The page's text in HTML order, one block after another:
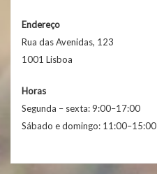
Endereço
Rua das Avenidas, 123
1001 Lisboa
Horas
Segunda – sexta: 9:00–17:00
Sábado e domingo: 11:00–15:00